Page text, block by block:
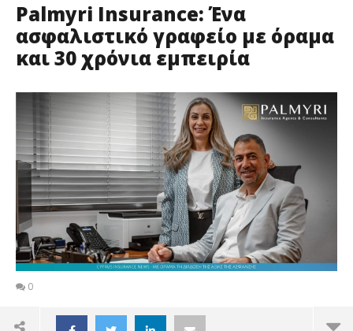
Palmyri Insurance: Ένα
ασφαλιστικό γραφείο με όραμα
και 30 χρόνια εμπειρία
0